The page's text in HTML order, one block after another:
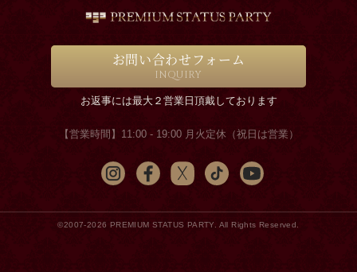
お問い合わせフォーム
INQUIRY
お返事には最大２営業日頂戴しております
【営業時間】11:00 - 19:00 月火定休（祝日は営業）
©2007-2026 PREMIUM STATUS PARTY. All Rights Reserved.